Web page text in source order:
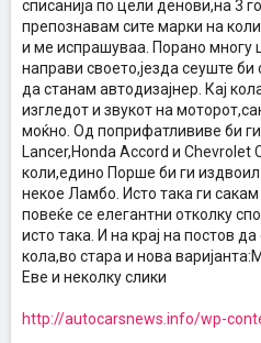
списанија по цели денови,на 3
препознавам сите марки на
и ме испрашуваа. Порано многу
направи своето,језда сеуште
да станам автодизајнер. Кај
изгледот и звукот на
моќно. Од поприфатлививе би
Lancer,Honda Accord и Chevrolet
коли,едино Порше би ги издвоил
некое Ламбо. Исто така ги
повеќе се елегантни отколку
исто така. И на крај на постов
кола,во стара и нова
Еве и неколку слики
http://autocarsnews.info/wp-